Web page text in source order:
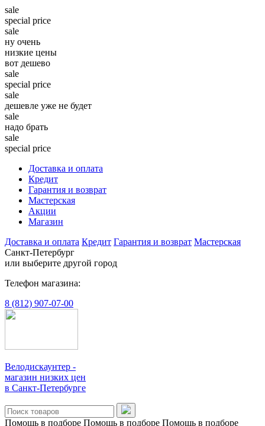
sale
special price
sale
ну очень
низкие цены
вот дешево
sale
special price
sale
дешевле уже не будет
sale
надо брать
sale
special price
Доставка и оплата
Кредит
Гарантия и возврат
Мастерская
Акции
Магазин
Доставка и оплата Кредит Гарантия и возврат Мастерская
Санкт-Петербург
или выберите другой город
Телефон магазина:
8 (812) 907-07-00
Велодискаунтер -
магазин низких цен
в Санкт-Петербурге
Помощь в подборе Помощь в подборе Помощь в подборе